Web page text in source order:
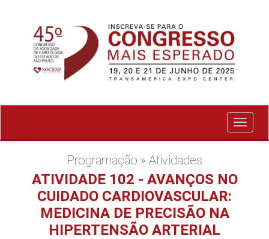
Exibir
menu
Programação » Atividades
ATIVIDADE 102 - AVANÇOS NO
CUIDADO CARDIOVASCULAR:
MEDICINA DE PRECISÃO NA
HIPERTENSÃO ARTERIAL